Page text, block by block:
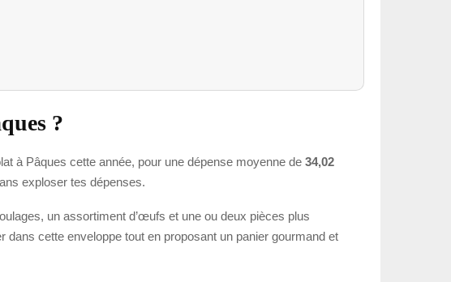
?
à Pâques cette année, pour une dépense moyenne de 34,02
exploser tes dépenses.
un assortiment d’œufs et une ou deux pièces plus
cette enveloppe tout en proposant un panier gourmand et